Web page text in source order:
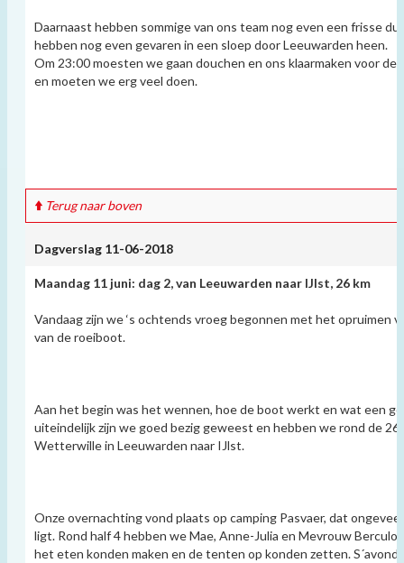
Daarnaast hebben sommige van ons team nog even een frisse
hebben nog even gevaren in een sloep door Leeuwarden heen.
Om 23:00 moesten we gaan douchen en ons klaarmaken voor de
en moeten we erg veel doen.
Terug naar boven
Dagverslag 11-06-2018
Maandag 11 juni: dag 2, van Leeuwarden naar IJlst, 26 km
Vandaag zijn we ‘s ochtends vroeg begonnen met het opruimen
van de roeiboot.
Aan het begin was het wennen, hoe de boot werkt en wat een
uiteindelijk zijn we goed bezig geweest en hebben we rond de
Wetterwille in Leeuwarden naar IJlst.
Onze overnachting vond plaats op camping Pasvaer, dat
ligt. Rond half 4 hebben we Mae, Anne-Julia en Mevrouw Berculo
het eten konden maken en de tenten op konden zetten.